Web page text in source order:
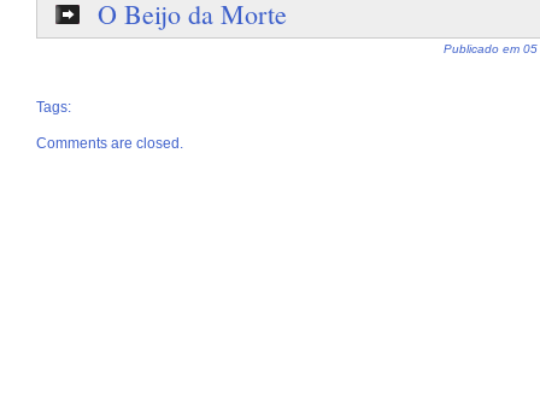
O Beijo da Morte
Publicado em 05
Tags:
Comments are closed.